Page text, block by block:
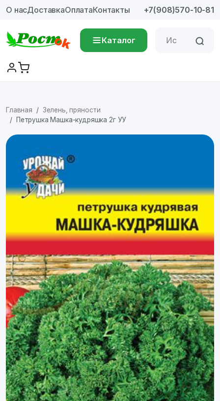
О насДоставкаОплатаКонтакты +7(908)570-10-81
Каталог
Главная
Зелень, пряности
Петрушка Машка-кудряшка 2г УУ